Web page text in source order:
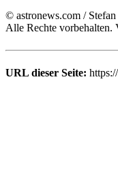
© astronews.com /
Alle Rechte vorbehalten.
URL dieser Seite: